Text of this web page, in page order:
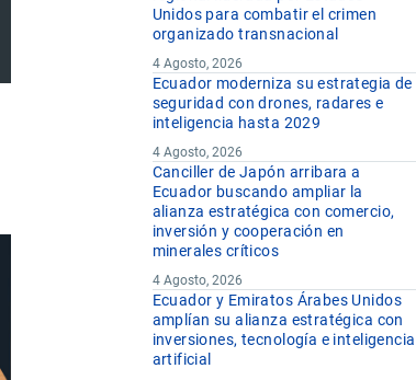
Unidos para combatir el crimen
organizado transnacional
4 Agosto, 2026
Ecuador moderniza su estrategia de
seguridad con drones, radares e
inteligencia hasta 2029
4 Agosto, 2026
Canciller de Japón arribara a
Ecuador buscando ampliar la
alianza estratégica con comercio,
inversión y cooperación en
minerales críticos
4 Agosto, 2026
Ecuador y Emiratos Árabes Unidos
amplían su alianza estratégica con
inversiones, tecnología e inteligencia
artificial